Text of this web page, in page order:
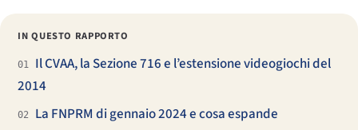
IN QUESTO RAPPORTO
01 Il CVAA, la Sezione 716 e l’estensione videogiochi del
2014
02 La FNPRM di gennaio 2024 e cosa espande